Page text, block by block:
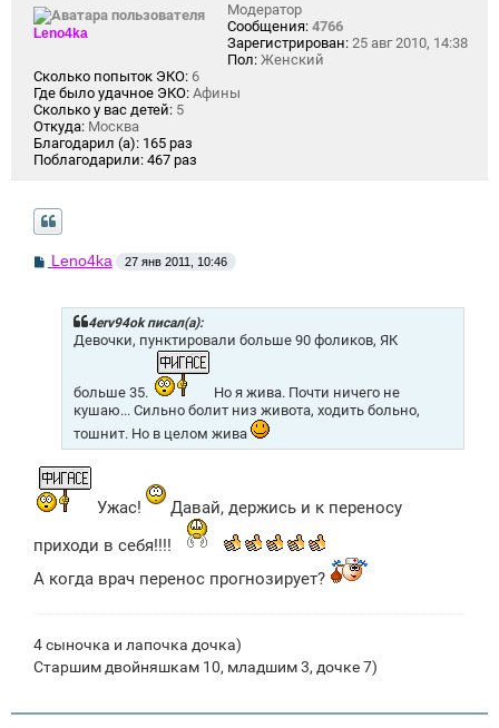
Leno4ka
Модератор
Сообщения: 4766
Зарегистрирован: 25 авг 2010, 14:38
Пол: Женский
Сколько попыток ЭКО: 6
Где было удачное ЭКО: Афины
Сколько у вас детей: 5
Откуда: Москва
Благодарил (а): 165 раз
Поблагодарили: 467 раз
СLeno4ka 27 янв 2011, 10:46
4erv94ok писал(а):
Девочки, пунктировали больше 90 фоликов, ЯК
больше 35.
Но я жива. Почти ничего не
кушаю... Сильно болит низ живота, ходить больно,
тошнит. Но в целом жива
Ужас!
Давай, держись и к переносу
приходи в себя!!!!
А когда врач перенос прогнозирует?
4 сыночка и лапочка дочка)
Старшим двойняшкам 10, младшим 3, дочке 7)